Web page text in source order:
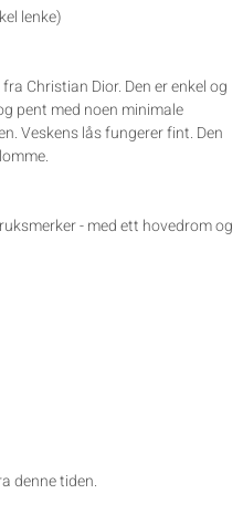
lenke)
Christian Dior. Den er enkel og
pent med noen minimale
Veskens lås fungerer fint. Den
- med ett hovedrom og
denne tiden.